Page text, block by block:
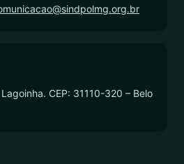
CEP: 31110-320 – Belo